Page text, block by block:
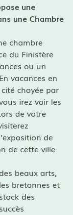
une
une Chambre
chambre
du Finistère
ou un
vacances en
choyée par
irez voir les
de votre
de
de cette ville
beaux arts,
bretonnes et
des